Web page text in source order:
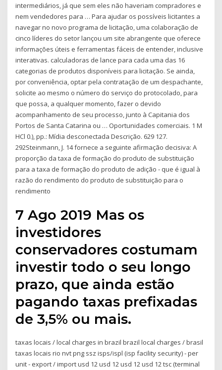
intermediários, já que sem eles não haveriam compradores e
nem vendedores para … Para ajudar os possíveis licitantes a
navegar no novo programa de licitação, uma colaboração de
cinco líderes do setor lançou um site abrangente que oferece
informações úteis e ferramentas fáceis de entender, inclusive
interativas. calculadoras de lance para cada uma das 16
categorias de produtos disponíveis para licitação. Se ainda,
por conveniência, optar pela contratação de um despachante,
solicite ao mesmo o número do serviço do protocolado, para
que possa, a qualquer momento, fazer o devido
acompanhamento de seu processo, junto à Capitania dos
Portos de Santa Catarina ou … Oportunidades comerciais. 1 M
HCl 0.), pp.: Mídia desconectada Descrição. 629 127.
292Steinmann, J. 14 fornece a seguinte afirmação decisiva: A
proporção da taxa de formação do produto de substituição
para a taxa de formação do produto de adição - que é igual à
razão do rendimento do produto de substituição para o
rendimento
7 Ago 2019 Mas os
investidores
conservadores costumam
investir todo o seu longo
prazo, que ainda estão
pagando taxas prefixadas
de 3,5% ou mais.
taxas locais / local charges in brazil brazil local charges / brasil
taxas locais rio nvt png ssz isps/ispl (isp facility security) ‐ per
unit ‐ export / import usd 12 usd 12 usd 12 usd 12 tsc (terminal